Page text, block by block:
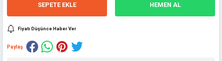
SEPETE EKLE HEMEN AL
Fiyatı Düşünce Haber Ver
Paylaş